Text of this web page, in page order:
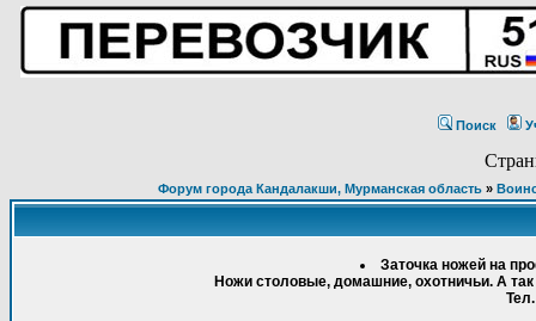
Поиск
Форум города Кандалакши, Мурманская область»
Заточка ножей на
Ножи столовые, домашние, охотничьи. А